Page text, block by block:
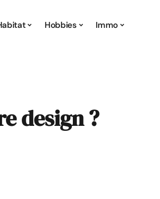
Hobbies Immo
design ?